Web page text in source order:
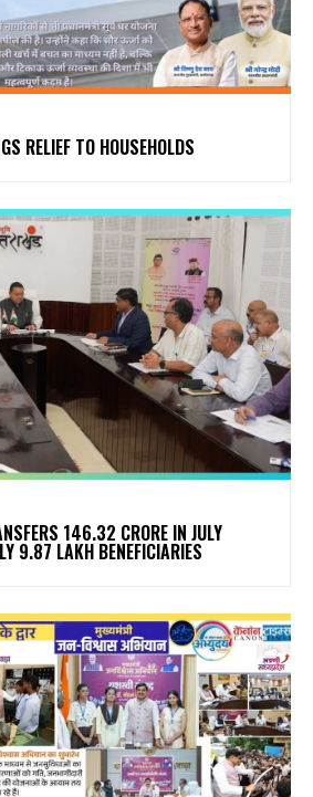
RELIEF TO HOUSEHOLDS
₹146.32 CRORE IN JULY
9.87 LAKH BENEFICIARIES